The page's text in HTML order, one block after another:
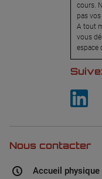
cours.
pas
A tout
vous
espace
Nous contacter
Accueil